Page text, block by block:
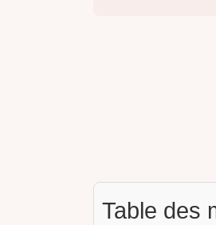
Table des